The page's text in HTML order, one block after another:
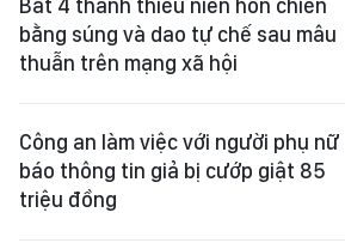
bằng súng và dao tự chế sau mâu
thuẫn trên mạng xã hội
Công an làm việc với người phụ nữ
báo thông tin giả bị cướp giật 85
triệu đồng